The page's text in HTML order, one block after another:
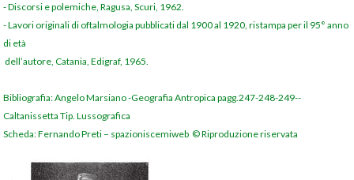
-Discorsi e polemiche, Ragusa, Scuri, 1962.
-Lavori originali di oftalmologia pubblicati dal 1900 al 1920, ristampa per il 95° anno
di età
dell’autore, Catania, Edigraf, 1965.
Bibliografia: Angelo Marsiano -Geografia Antropica pagg.247-248-249--
Caltanissetta Tip. Lussografica
Scheda: Fernando Preti – spazioniscemiweb © Riproduzione riservata